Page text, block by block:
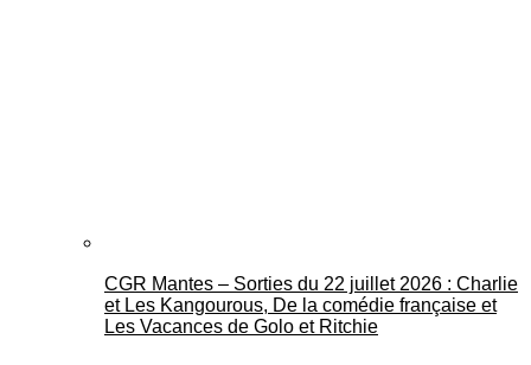
CGR Mantes – Sorties du 22 juillet 2026 : Charlie
et Les Kangourous, De la comédie française et
Les Vacances de Golo et Ritchie